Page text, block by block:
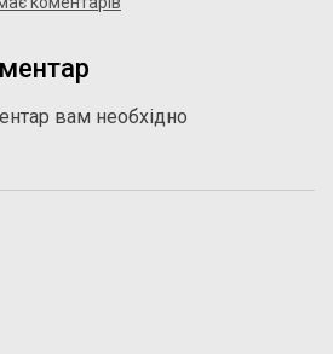
вам необхідно